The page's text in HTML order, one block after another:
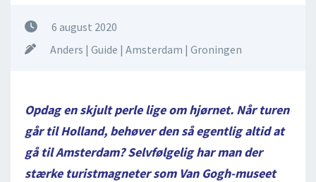
6 august 2020
Anders | Guide | Amsterdam | Groningen
Opdag en skjult perle lige om hjørnet. Når turen
går til Holland, behøver den så egentlig altid at
gå til Amsterdam? Selvfølgelig har man der
stærke turistmagneter som Van Gogh-museet